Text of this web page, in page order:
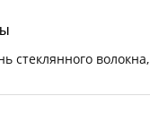
стеклянного волокна,